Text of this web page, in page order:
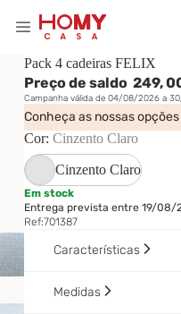
Pack 4 cadeiras FELIX
Preço de saldo 249,
Campanha válida de 04/08/2026 a
Conheça as nossas
Cor: Cinzento Claro
Cinzento Claro
Em stock
Entrega prevista entre 19/08/
Ref:701387
Características
Medidas